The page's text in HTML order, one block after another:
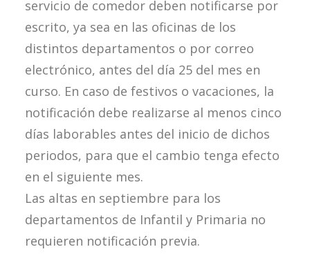
servicio de comedor deben notificarse por
escrito, ya sea en las oficinas de los
distintos departamentos o por correo
electrónico, antes del día 25 del mes en
curso. En caso de festivos o vacaciones, la
notificación debe realizarse al menos cinco
días laborables antes del inicio de dichos
periodos, para que el cambio tenga efecto
en el siguiente mes.
Las altas en septiembre para los
departamentos de Infantil y Primaria no
requieren notificación previa.